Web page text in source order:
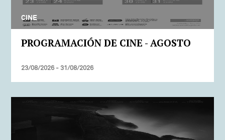
CINE
PROGRAMACIÓN DE CINE - AGOSTO
23/08/2026 - 31/08/2026